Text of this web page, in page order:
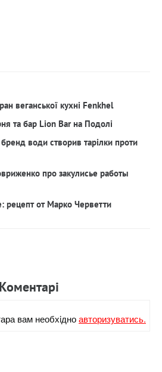
веганської кухні Fenkhel
та бар Lion Bar на Подолі
води створив тарілки проти
про закулисье работы
рецепт от Марко Черветти
Коментарi
вам необхiдноавторизуватись.